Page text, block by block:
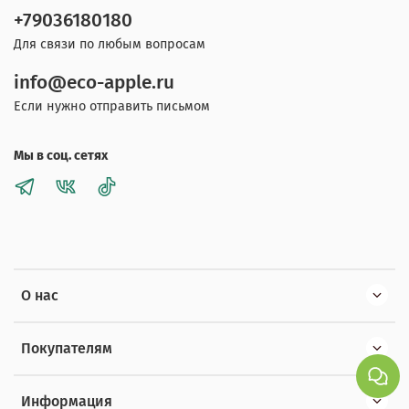
О нас
Покупателям
Информация
+79036180180
Для связи по любым вопросам
info@eco-apple.ru
Если нужно отправить письмом
Мы в соц. сетях